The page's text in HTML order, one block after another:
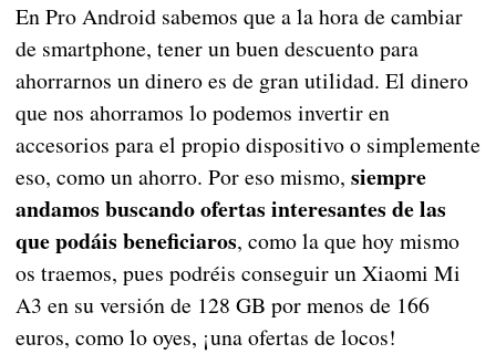
En Pro Android sabemos que a la hora de cambiar
de smartphone, tener un buen descuento para
ahorrarnos un dinero es de gran utilidad. El dinero
que nos ahorramos lo podemos invertir en
accesorios para el propio dispositivo o simplemente
eso, como un ahorro. Por eso mismo, siempre
andamos buscando ofertas interesantes de las
que podáis beneficiaros, como la que hoy mismo
os traemos, pues podréis conseguir un Xiaomi Mi
A3 en su versión de 128 GB por menos de 166
euros, como lo oyes, ¡una ofertas de locos!